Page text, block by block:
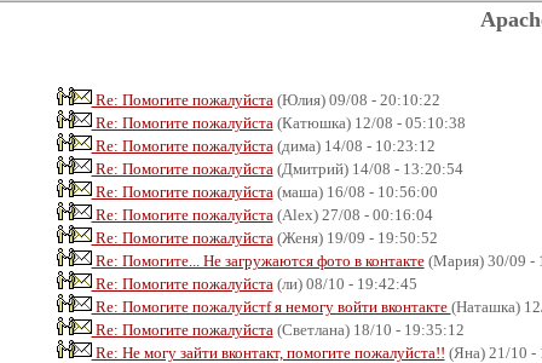
Re: Помогите пожалуйста (Юлия) 09/08 - 20:10:22
Re: Помогите пожалуйста (Катюшка) 12/08 - 05:10:38
Re: Помогите пожалуйста (дима) 14/08 - 10:23:12
Re: Помогите пожалуйста (Дмитрий) 14/08 - 13:20:54
Re: Помогите пожалуйста (маша) 16/08 - 10:56:00
Re: Помогите пожалуйста (Alex) 27/08 - 00:16:04
Re: Помогите пожалуйста (Женя) 19/09 - 19:50:52
Re: Помогите... Не загружаются фото в контакте(Мария) 30/09 -
Re: Помогите пожалуйста (ли) 08/10 - 19:42:45
Re: Помогите пожалуйстf я немогу войти вконтакте (Наташка)
Re: Помогите пожалуйста (Светлана) 18/10 - 19:35:12
Re: Не могу зайти вконтакт, помогите пожалуйста!! (Яна) 21/10 -